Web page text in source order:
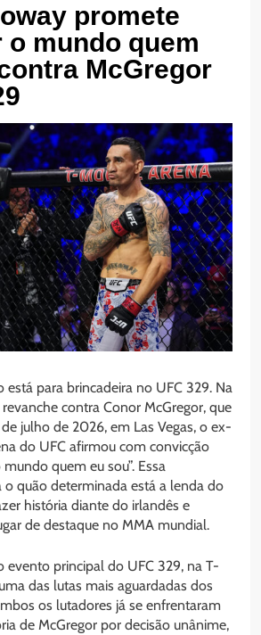
promete
o mundo quem
McGregor
para brincadeira no UFC 329. Na
contra Conor McGregor, que
julho de 2026, em Las Vegas, o ex-
do UFC afirmou com convicção
quem eu sou”. Essa
o quão determinada está a lenda do
história diante do irlandês e
de destaque no MMA mundial.
evento principal do UFC 329, na T-
das lutas mais aguardadas dos
os lutadores já se enfrentaram
de McGregor por decisão unânime,